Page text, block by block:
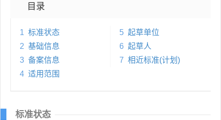
目录
1 标准状态
2 基础信息
3 备案信息
4 适用范围
5 起草单位
6 起草人
7 相近标准(计划)
标准状态